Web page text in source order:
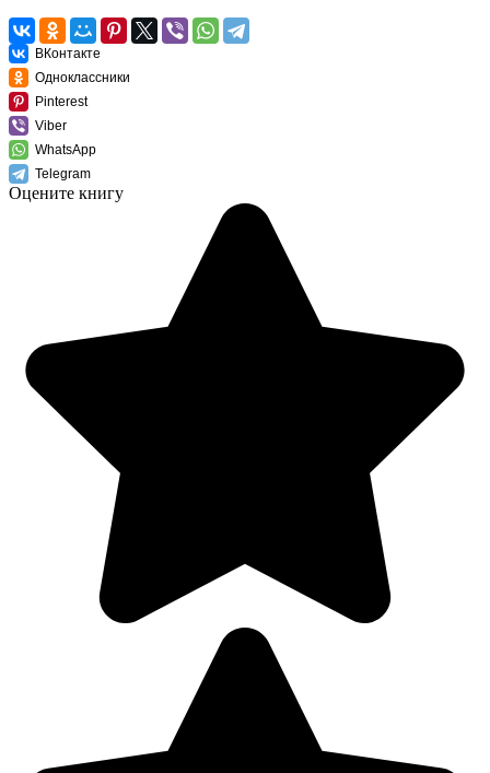
ВКонтакте
Одноклассники
Pinterest
Viber
WhatsApp
Telegram
Оцените книгу